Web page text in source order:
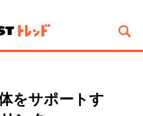
をサポートす